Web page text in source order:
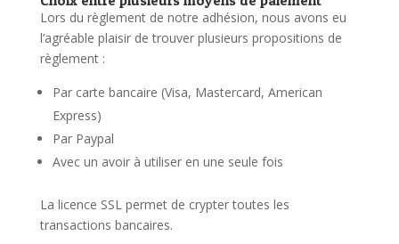
Lors du règlement de notre adhésion, nous avons eu
l’agréable plaisir de trouver plusieurs propositions de
règlement :
Par carte bancaire (Visa, Mastercard, American
Express)
Par Paypal
Avec un avoir à utiliser en une seule fois
La licence SSL permet de crypter toutes les
transactions bancaires.